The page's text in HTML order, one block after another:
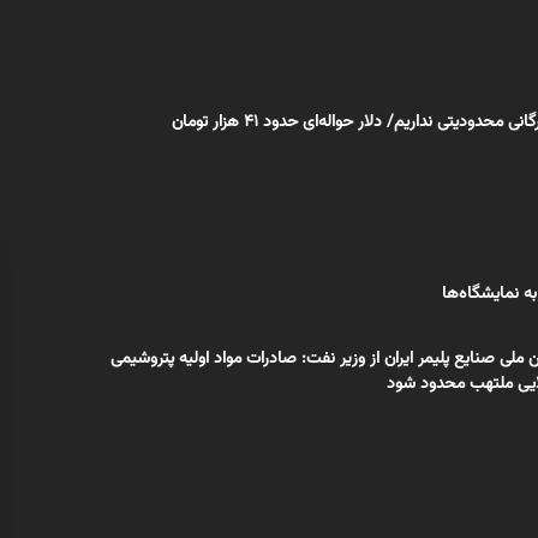
محدودیتی نداریم/ دلار حواله‌ای حدود ۴۱ هزار تومان
نمایشگاه‌ها
صنایع پلیمر ایران از وزیر نفت: صادرات مواد اولیه پتروشیمی
ملتهب محدود شود